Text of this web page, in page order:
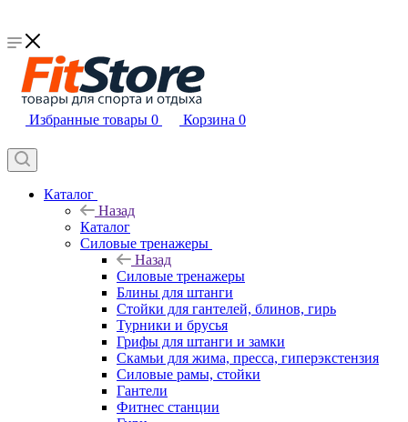
Избранные товары 0 Корзина 0
Каталог
Назад
Каталог
Силовые тренажеры
Назад
Силовые тренажеры
Блины для штанги
Стойки для гантелей, блинов, гирь
Турники и брусья
Грифы для штанги и замки
Скамьи для жима, пресса, гиперэкстензия
Силовые рамы, стойки
Гантели
Фитнес станции